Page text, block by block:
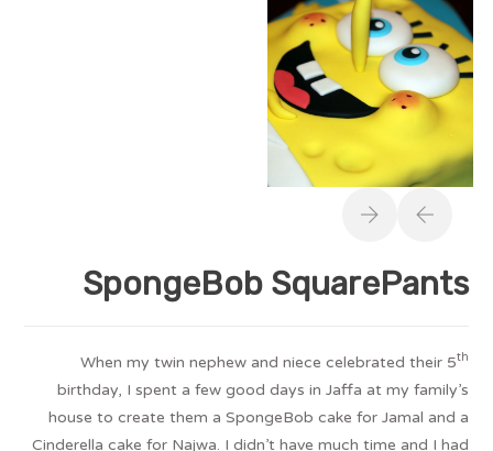
SpongeBob SquarePants
When my twin nephew and niece celebrated their 5th
birthday, I spent a few good days in Jaffa at my family’s
house to create them a SpongeBob cake for Jamal and a
Cinderella cake for Najwa. I didn’t have much time and I had